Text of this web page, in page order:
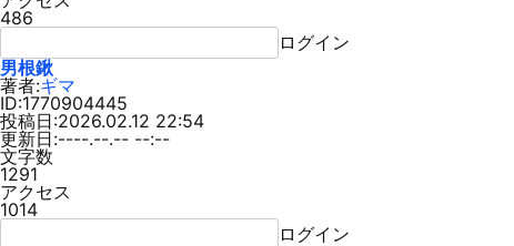
486
ログイン
男根鍬
著者:ギマ
ID:1770904445
投稿日:2026.02.12 22:54
更新日:----.--.-- --:--
文字数
1291
アクセス
1014
ログイン